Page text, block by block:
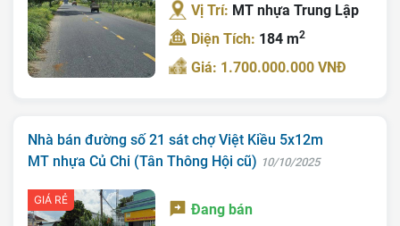
Vị Trí: MT nhựa Trung Lập
Diện Tích: 184 m2
Giá: 1.700.000.000 VNĐ
Nhà bán đường số 21 sát chợ Việt Kiều 5x12m
MT nhựa Củ Chi (Tân Thông Hội cũ) 10/10/2025
GIÁ RẺ
Đang bán